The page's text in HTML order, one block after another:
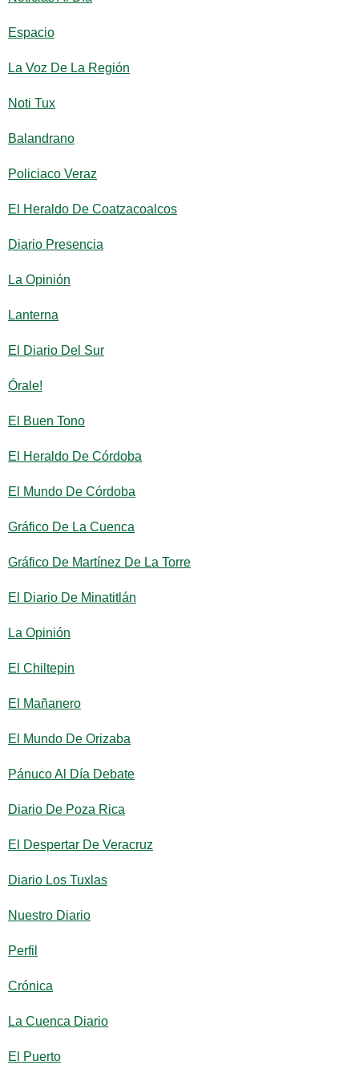
Espacio
La Voz De La Región
Noti Tux
Balandrano
Policiaco Veraz
El Heraldo De Coatzacoalcos
Diario Presencia
La Opinión
Lanterna
El Diario Del Sur
Órale!
El Buen Tono
El Heraldo De Córdoba
El Mundo De Córdoba
Gráfico De La Cuenca
Gráfico De Martínez De La Torre
El Diario De Minatitlán
La Opinión
El Chiltepin
El Mañanero
El Mundo De Orizaba
Pánuco Al Día Debate
Diario De Poza Rica
El Despertar De Veracruz
Diario Los Tuxlas
Nuestro Diario
Perfil
Crónica
La Cuenca Diario
El Puerto